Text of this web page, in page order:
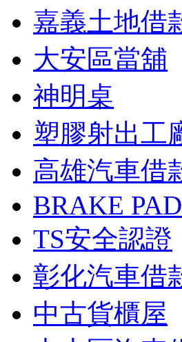
嘉義土地借
大安區當舖
神明桌
塑膠射出工
高雄汽車借
BRAKE PAD
TS安全認證
彰化汽車借
中古貨櫃屋